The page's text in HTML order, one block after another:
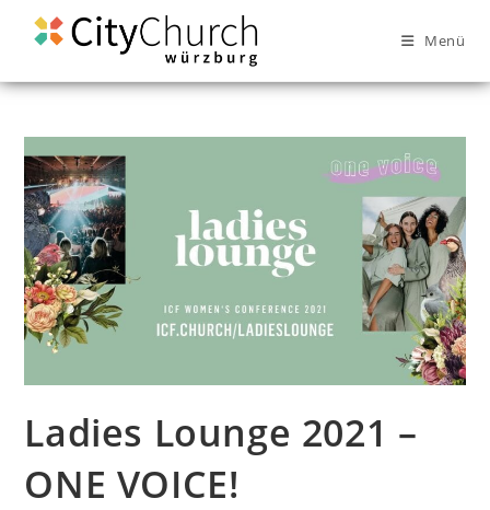
Menü
Ladies Lounge 2021 –
ONE VOICE!